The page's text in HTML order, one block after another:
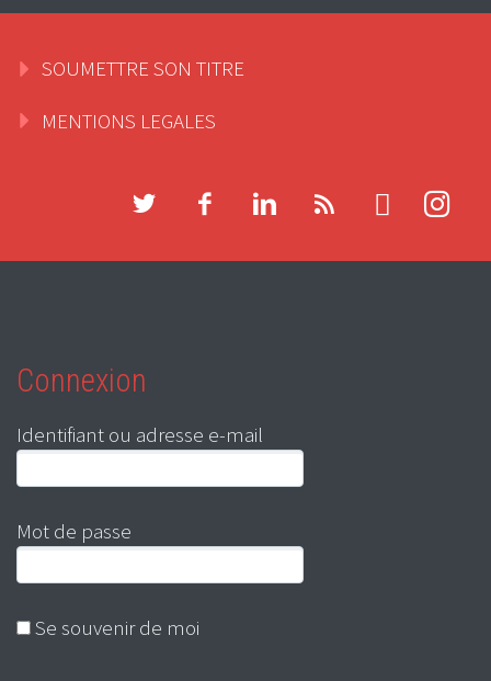
SOUMETTRE SON TITRE
MENTIONS LEGALES
Connexion
Identifiant ou adresse e-mail
Mot de passe
Se souvenir de moi